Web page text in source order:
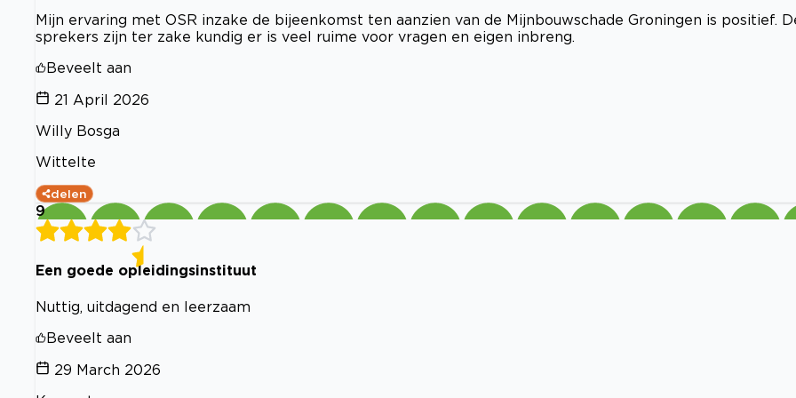
Mijn ervaring met OSR inzake de bijeenkomst ten aanzien van de Mijnbouwschade Groningen is positief.
sprekers zijn ter zake kundig er is veel ruime voor vragen en eigen inbreng.
Beveelt aan
21 April 2026
Willy Bosga
Wittelte
delen
9
Een goede opleidingsinstituut
Nuttig, uitdagend en leerzaam
Beveelt aan
29 March 2026